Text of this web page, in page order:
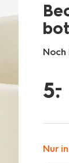
Noch
mit-
5.
–
Nur